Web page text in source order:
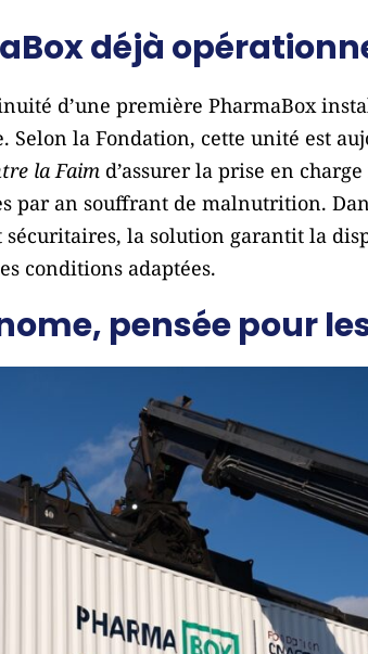
déjà
d’une première PharmaBox
la Fondation, cette unité est
la Faim d’assurer la prise en
par an souffrant de malnutrition.
la solution garantit la
conditions adaptées.
pensée pour